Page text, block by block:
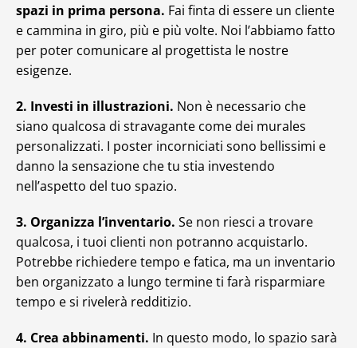
spazi in prima persona. Fai finta di essere un cliente
e cammina in giro, più e più volte. Noi l’abbiamo fatto
per poter comunicare al progettista le nostre
esigenze.
2. Investi in illustrazioni. Non è necessario che
siano qualcosa di stravagante come dei murales
personalizzati. I poster incorniciati sono bellissimi e
danno la sensazione che tu stia investendo
nell’aspetto del tuo spazio.
3. Organizza l’inventario. Se non riesci a trovare
qualcosa, i tuoi clienti non potranno acquistarlo.
Potrebbe richiedere tempo e fatica, ma un inventario
ben organizzato a lungo termine ti farà risparmiare
tempo e si rivelerà redditizio.
4. Crea abbinamenti. In questo modo, lo spazio sarà